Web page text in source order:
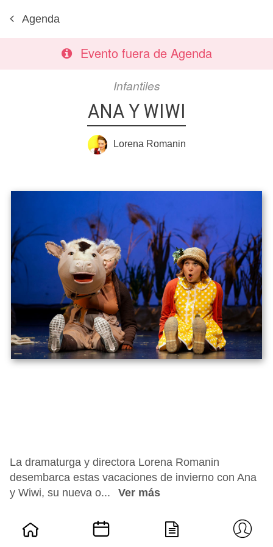
Agenda
Evento fuera de Agenda
Infantiles
ANA Y WIWI
Lorena Romanin
La dramaturga y directora Lorena Romanin
desembarca estas vacaciones de invierno con Ana
y Wiwi, su nueva o...
Ver más